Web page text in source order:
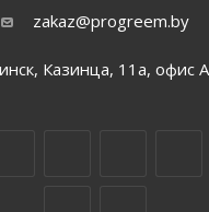
zakaz@progreem.by
Казинца, 11а, офис